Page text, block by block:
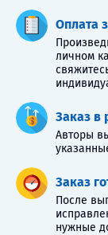
Оплата
личном
Заказ в
Авторы
Заказ
После
нужные